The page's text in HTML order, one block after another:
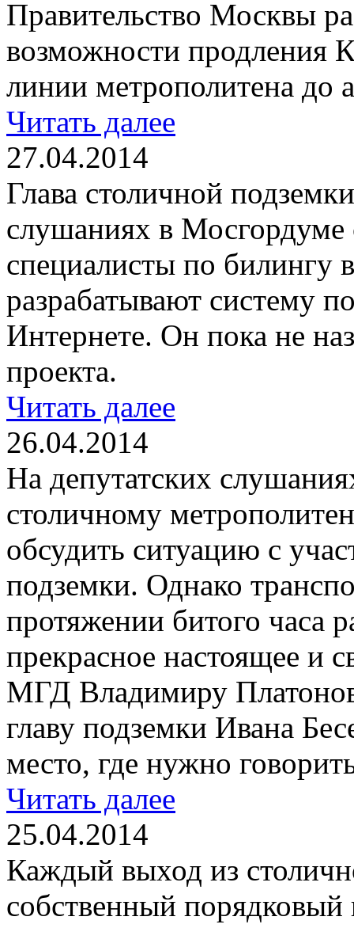
Правительство Москвы
возможности продления
линии метрополитена до
Читать далее
27.04.2014
Глава столичной
слушаниях в
специалисты по билингу
разрабатывают систему
Интернете. Он пока не
проекта.
Читать далее
26.04.2014
На депутатских
столичному
обсудить ситуацию с
подземки. Однако
протяжении битого часа
прекрасное настоящее и
МГД Владимиру
главу подземки Ивана
место, где нужно
Читать далее
25.04.2014
Каждый выход из
собственный